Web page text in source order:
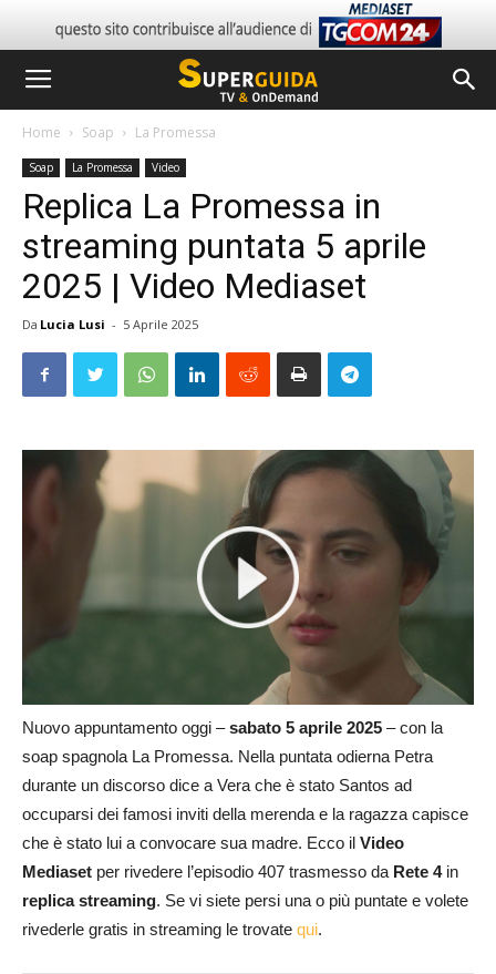
Home Soap La Promessa
Soap La Promessa Video
Replica La Promessa in
streaming puntata 5 aprile
2025 | Video Mediaset
Da Lucia Lusi - 5 Aprile 2025
Nuovo appuntamento oggi –sabato 5 aprile 2025 – con la
soap spagnola La Promessa. Nella puntata odierna Petra
durante un discorso dice a Vera che è stato Santos ad
occuparsi dei famosi inviti della merenda e la ragazza capisce
che è stato lui a convocare sua madre. Ecco il Video
Mediaset per rivedere l’episodio 407 trasmesso da Rete 4in
replica streaming. Se vi siete persi una o più puntate e volete
rivederle gratis in streaming le trovate qui.